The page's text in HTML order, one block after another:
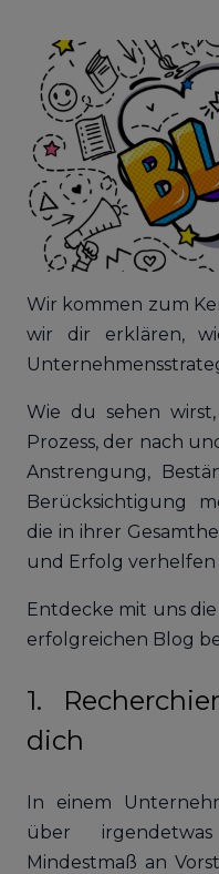
Wir kommen zum
wir dir erklären,
Wie du sehen
Prozess, der nach
Anstrengung,
Berücksichtigung
die in ihrer
und Erfolg verhelfen
Entdecke mit uns
erfolgreichen Blog
1.
dich
In einem
über
Mindestmaß an